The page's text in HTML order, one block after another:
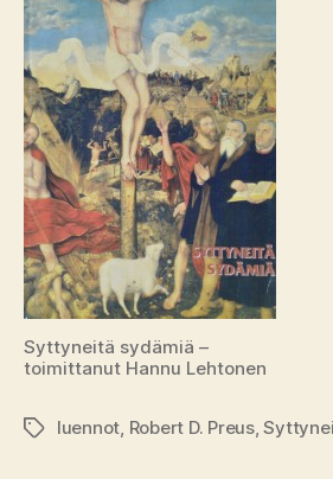
Syttyneitä sydämiä –
toimittanut Hannu Lehtonen
Avainsanat
luennot, Robert D. Preus,